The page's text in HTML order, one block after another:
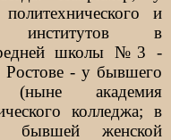
и
институтов в
школы №3 -
- у бывшего
(ныне академия
колледжа; в
бывшей женской